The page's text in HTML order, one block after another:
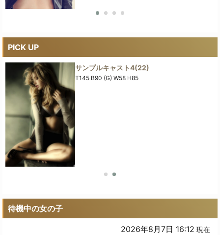
PICK UP
サンプルキャスト4(22)
T145 B90 (G) W58 H85
待機中の女の子
2026年8月7日 16:12 現在